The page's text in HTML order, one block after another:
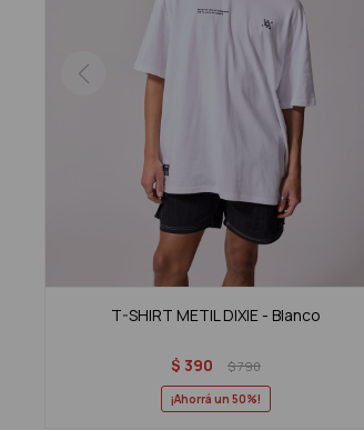
T-SHIRT METIL DIXIE - Blanco
$ 390 $790
50